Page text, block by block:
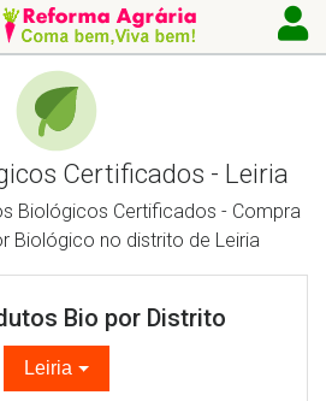
Certificados - Leiria
Biológicos Certificados - Compra
Biológico no distrito de Leiria
Bio por Distrito
Leiria